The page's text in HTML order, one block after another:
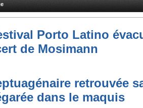
Porto Latino
de Mosimann
retrouvée
dans le maquis